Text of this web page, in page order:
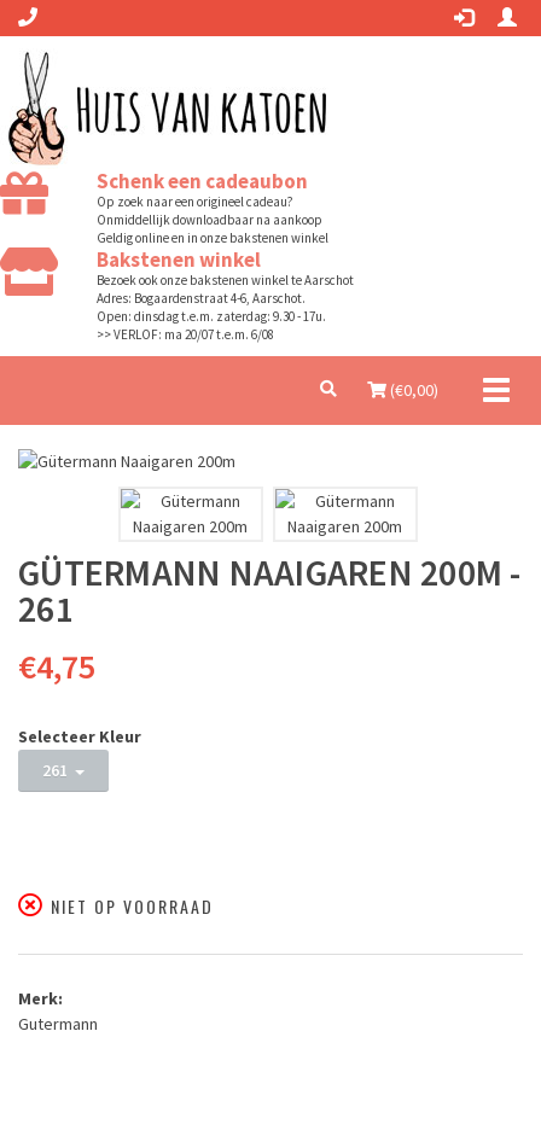
Schenk een cadeaubon
Op zoek naar een origineel cadeau?
Onmiddellijk downloadbaar na aankoop
Geldig online en in onze bakstenen winkel
Bakstenen winkel
Bezoek ook onze bakstenen winkel te Aarschot
Adres: Bogaardenstraat 4-6, Aarschot.
Open: dinsdag t.e.m. zaterdag: 9.30 - 17u.
>> VERLOF: ma 20/07 t.e.m. 6/08
(€0,00)
GÜTERMANN NAAIGAREN 200M -
261
€4,75
Selecteer Kleur
261
NIET OP VOORRAAD
Merk:
Gutermann